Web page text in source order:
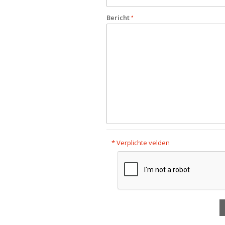
Bericht
* Verplichte velden